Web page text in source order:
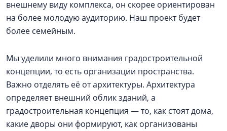
внешнему виду комплекса, он скорее ориентирован
на более молодую аудиторию. Наш проект будет
более семейным.
Мы уделили много внимания градостроительной
концепции, то есть организации пространства.
Важно отделять её от архитектуры. Архитектура
определяет внешний облик зданий, а
градостроительная концепция — то, как стоят дома,
какие дворы они формируют, как организованы